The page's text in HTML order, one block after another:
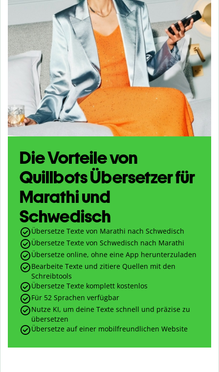
Die Vorteile von
Quillbots Übersetzer für
Marathi und
Schwedisch
Übersetze Texte von Marathi nach Schwedisch
Übersetze Texte von Schwedisch nach Marathi
Übersetze online, ohne eine App herunterzuladen
Bearbeite Texte und zitiere Quellen mit den
Schreibtools
Übersetze Texte komplett kostenlos
Für 52 Sprachen verfügbar
Nutze KI, um deine Texte schnell und präzise zu
übersetzen
Übersetze auf einer mobilfreundlichen Website